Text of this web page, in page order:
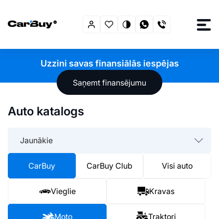
Uzzini savas finansiālās iespējas
Saņemt finansējumu
Auto katalogs
Jaunākie
CarBuy CarBuy Club Visi auto
Vieglie Kravas
Moto Traktori